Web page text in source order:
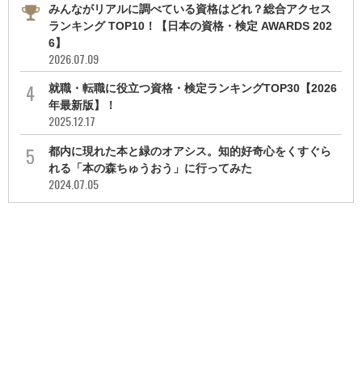
みんながリアルに調べている資格はどれ？総合アクセス
ランキング TOP10！【日本の資格・検定 AWARDS 202
6】
2026.07.09
就職・転職に役立つ資格・検定ランキングTOP30【2026
年最新版】！
2025.12.17
都内に現れた本と緑のオアシス。知的好奇心をくすぐら
れる「本の森ちゅうおう」に行ってみた
2024.07.05